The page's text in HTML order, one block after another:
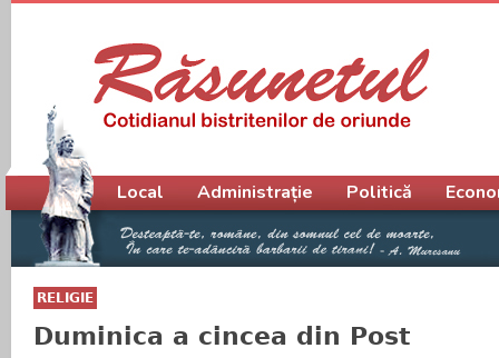
RELIGIE
Duminica a cincea din Post
Meniu principal
Local Administrație Politică